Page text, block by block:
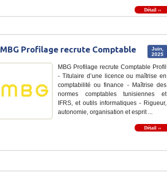
Détail ››
Juin,
2025
MBG Profilage recrute Comptable
MBG Profilage recrute Comptable Profil
- Titulaire d’une licence ou maîtrise en
comptabilité ou finance - Maîtrise des
normes comptables tunisiennes et
IFRS, et outils informatiques - Rigueur,
autonomie, organisation et esprit ...
Détail ››